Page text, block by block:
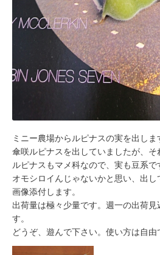
ミニー農場からルピナスの実を出しま
傘咲ルピナスを出していましたが、そ
ルピナスもマメ科なので、実も豆系で
オモシロイんじゃないかと思い、出し
画像添付します。
出荷量は極々少量です。週一の出荷
す。
どうぞ、遊んで下さい。使い方は自由